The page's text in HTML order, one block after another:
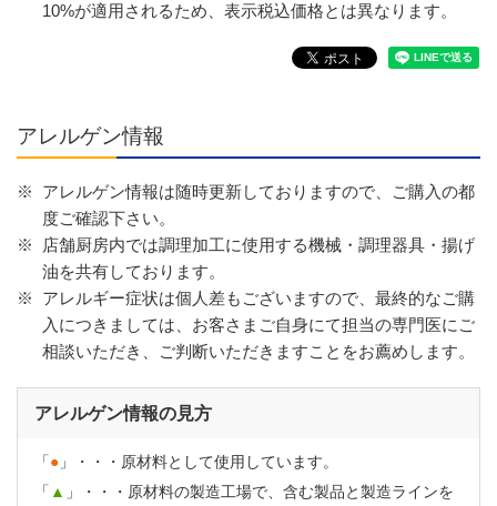
10%が適用されるため、表示税込価格とは異なります。
アレルゲン情報
※
アレルゲン情報は随時更新しておりますので、ご購入の都
度ご確認下さい。
※
店舗厨房内では調理加工に使用する機械・調理器具・揚げ
油を共有しております。
※
アレルギー症状は個人差もございますので、最終的なご購
入につきましては、お客さまご自身にて担当の専門医にご
相談いただき、ご判断いただきますことをお薦めします。
アレルゲン情報の見方
「● 」・・・原材料として使用しています。
「 ▲ 」・・・原材料の製造工場で、含む製品と製造ラインを